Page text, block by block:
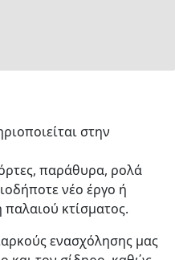
στην
παράθυρα, ρολά
νέο έργο ή
κτίσματος.
ενασχόλησης μας